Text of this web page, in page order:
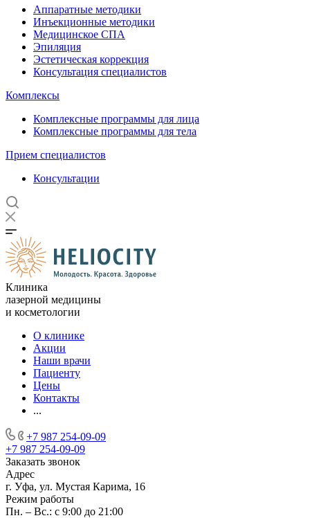
Аппаратные методики
Инъекционные методики
Медицинское СПА
Эпиляция
Эстетическая коррекция
Консультация специалистов
Комплексы
Комплексные программы для лица
Комплексные программы для тела
Прием специалистов
Консультации
Клиника
лазерной медицины
и косметологии
О клинике
Акции
Наши врачи
Пациенту
Цены
Контакты
...
+7 987 254-09-09
+7 987 254-09-09
Заказать звонок
Адрес
г. Уфа, ул. Мустая Карима, 16
Режим работы
Пн. – Вс.: с 9:00 до 21:00